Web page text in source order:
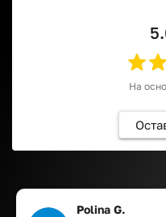
На
Polina G.